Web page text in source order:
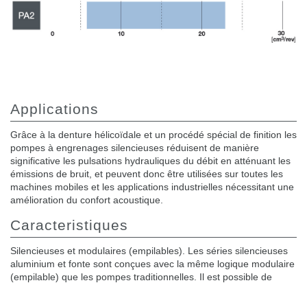
Applications
Grâce à la denture hélicoïdale et un procédé spécial de finition les
pompes à engrenages silencieuses réduisent de manière
significative les pulsations hydrauliques du débit en atténuant les
émissions de bruit, et peuvent donc être utilisées sur toutes les
machines mobiles et les applications industrielles nécessitant une
amélioration du confort acoustique.
Caracteristiques
Silencieuses et modulaires (empilables). Les séries silencieuses
aluminium et fonte sont conçues avec la même logique modulaire
(empilable) que les pompes traditionnelles. Il est possible de